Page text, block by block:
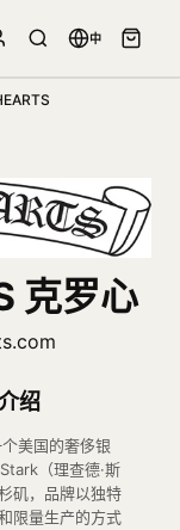
中
克罗心
绍
美国的奢侈银
（理查德·斯
矶，品牌以独特
限量生产的方式